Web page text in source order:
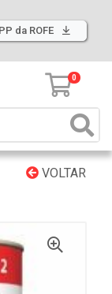
da ROFE
0
VOLTAR